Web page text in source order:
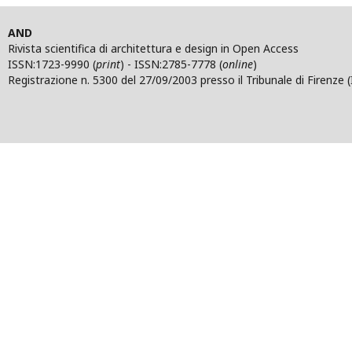
AND
Rivista scientifica di architettura e design in Open Access
ISSN:1723-9990 (print) - ISSN:2785-7778 (online)
Registrazione n. 5300 del 27/09/2003 presso il Tribunale di Firenze